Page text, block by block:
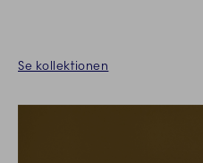
Se kollektionen